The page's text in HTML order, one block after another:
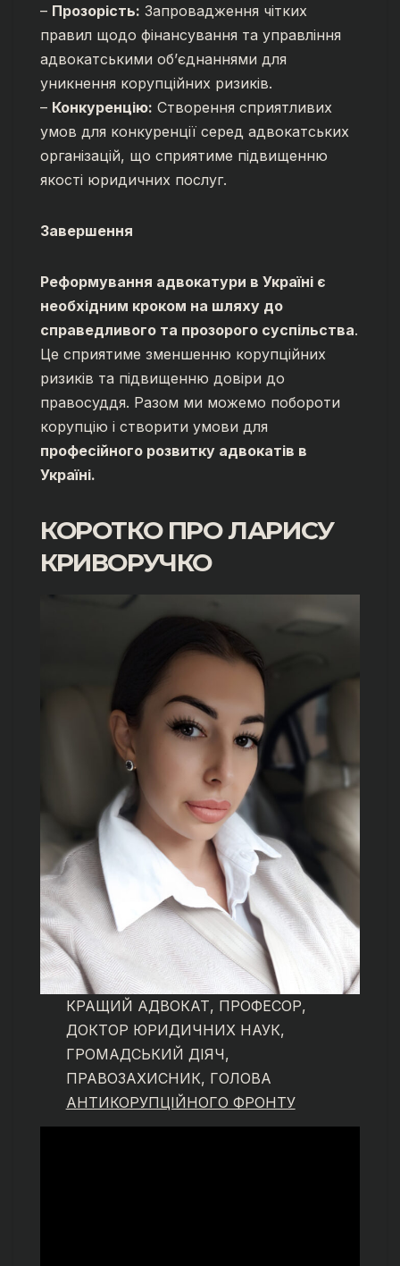
– Прозорість: Запровадження чітких
правил щодо фінансування та управління
адвокатськими об’єднаннями для
уникнення корупційних ризиків.
– Конкуренцію: Створення сприятливих
умов для конкуренції серед адвокатських
організацій, що сприятиме підвищенню
якості юридичних послуг.
Завершення
Реформування адвокатури в Україні є
необхідним кроком на шляху до
справедливого та прозорого суспільства.
Це сприятиме зменшенню корупційних
ризиків та підвищенню довіри до
правосуддя. Разом ми можемо побороти
корупцію і створити умови для
професійного розвитку адвокатів в
Україні.
КОРОТКО ПРОЛАРИСУ
КРИВОРУЧКО
КРАЩИЙ АДВОКАТ, ПРОФЕСОР,
ДОКТОР ЮРИДИЧНИХ НАУК,
ГРОМАДСЬКИЙ ДІЯЧ,
ПРАВОЗАХИСНИК, ГОЛОВА
АНТИКОРУПЦІЙНОГО ФРОНТУ